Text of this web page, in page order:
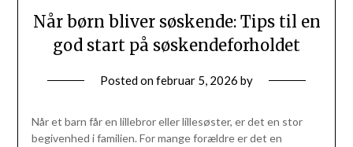
Når børn bliver søskende: Tips til en
god start på søskendeforholdet
Posted onfebruar 5, 2026 by
Når et barn får en lillebror eller lillesøster, er det en stor
begivenhed i familien. For mange forældre er det en